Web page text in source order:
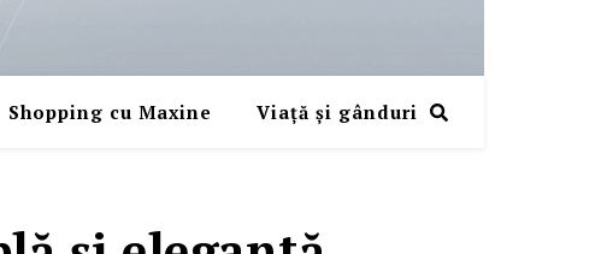
Shopping cu Maxine Viaţă şi gânduri